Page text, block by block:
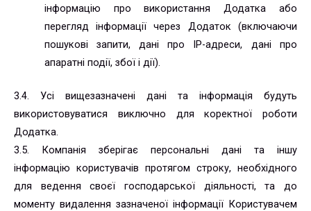
інформацію про використання Додатка або
перегляд інформації через Додаток (включаючи
пошукові запити, дані про IP-адреси, дані про
апаратні події, збої і дії).
3.4. Усі вищезазначені дані та інформація будуть
використовуватися виключно для коректної роботи
Додатка.
3.5. Компанія зберігає персональні дані та іншу
інформацію користувачів протягом строку, необхідного
для ведення своєї господарської діяльності, та до
моменту видалення зазначеної інформації Користувачем